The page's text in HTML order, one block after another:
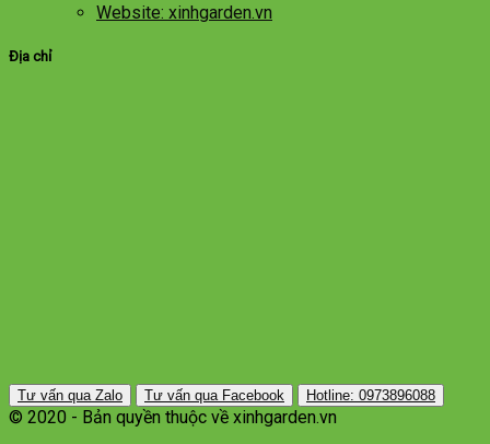
Website: xinhgarden.vn
Địa chỉ
Tư vấn qua Zalo Tư vấn qua Facebook Hotline: 0973896088
© 2020 - Bản quyền thuộc về xinhgarden.vn